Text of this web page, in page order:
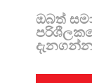
ඔබත්